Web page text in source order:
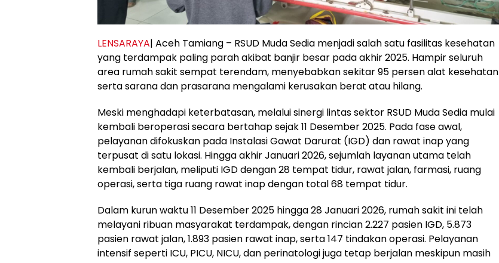
LENSARAYA| Aceh Tamiang – RSUD Muda Sedia menjadi salah satu fasilitas kesehatan
yang terdampak paling parah akibat banjir besar pada akhir 2025. Hampir seluruh
area rumah sakit sempat terendam, menyebabkan sekitar 95 persen alat kesehatan
serta sarana dan prasarana mengalami kerusakan berat atau hilang.
Meski menghadapi keterbatasan, melalui sinergi lintas sektor RSUD Muda Sedia mulai
kembali beroperasi secara bertahap sejak 11 Desember 2025. Pada fase awal,
pelayanan difokuskan pada Instalasi Gawat Darurat (IGD) dan rawat inap yang
terpusat di satu lokasi. Hingga akhir Januari 2026, sejumlah layanan utama telah
kembali berjalan, meliputi IGD dengan 28 tempat tidur, rawat jalan, farmasi, ruang
operasi, serta tiga ruang rawat inap dengan total 68 tempat tidur.
Dalam kurun waktu 11 Desember 2025 hingga 28 Januari 2026, rumah sakit ini telah
melayani ribuan masyarakat terdampak, dengan rincian 2.227 pasien IGD, 5.873
pasien rawat jalan, 1.893 pasien rawat inap, serta 147 tindakan operasi. Pelayanan
intensif seperti ICU, PICU, NICU, dan perinatologi juga tetap berjalan meskipun masih